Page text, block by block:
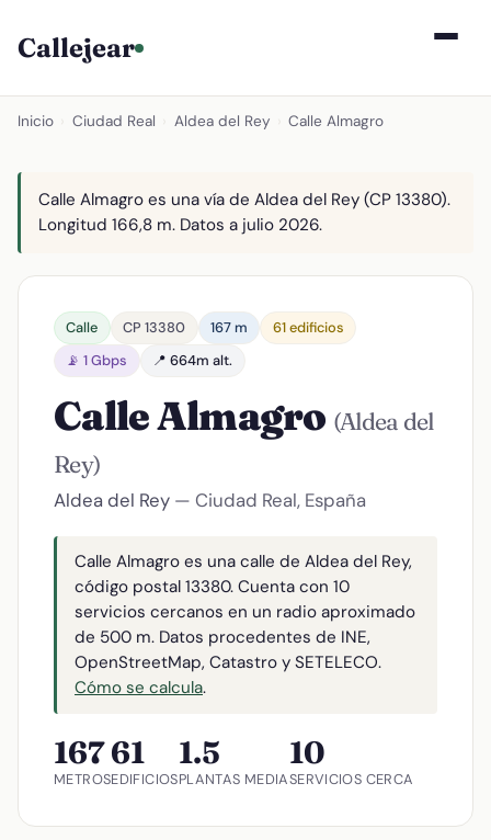
Callejear
Inicio Ciudad Real Aldea del Rey Calle Almagro
Calle Almagro es una vía de Aldea del Rey (CP 13380).
Longitud 166,8 m. Datos a julio 2026.
Calle CP 13380 167 m
61 edificios
📡 1 Gbps
📍 664m alt.
Calle Almagro (Aldea del
Rey)
Aldea del Rey — Ciudad Real, España
Calle Almagro es una calle de Aldea del Rey,
código postal 13380. Cuenta con 10
servicios cercanos en un radio aproximado
de 500 m. Datos procedentes de INE,
OpenStreetMap, Catastro y SETELECO.
Cómo se calcula.
167
METROS
61
EDIFICIOS
1.5
PLANTAS MEDIA
10
SERVICIOS CERCA